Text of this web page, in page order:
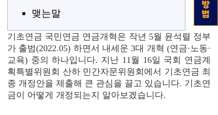
맺는말
기초연금 국민연금 연금개혁은 작년 5월 윤석렬 정부
가 출범(2022.05) 하면서 내세운 3대 개혁 (연금·노동·
교육) 중의 하나입니다. 지난 11월 16일 국회 연금계
획특별위원회 산하 민간자문위원회에서 기초연금 최
종 개정안을 제출해 큰 관심을 끌고 있습니다. 기초연
금이 어떻게 개정되는지 알아보겠습니다.